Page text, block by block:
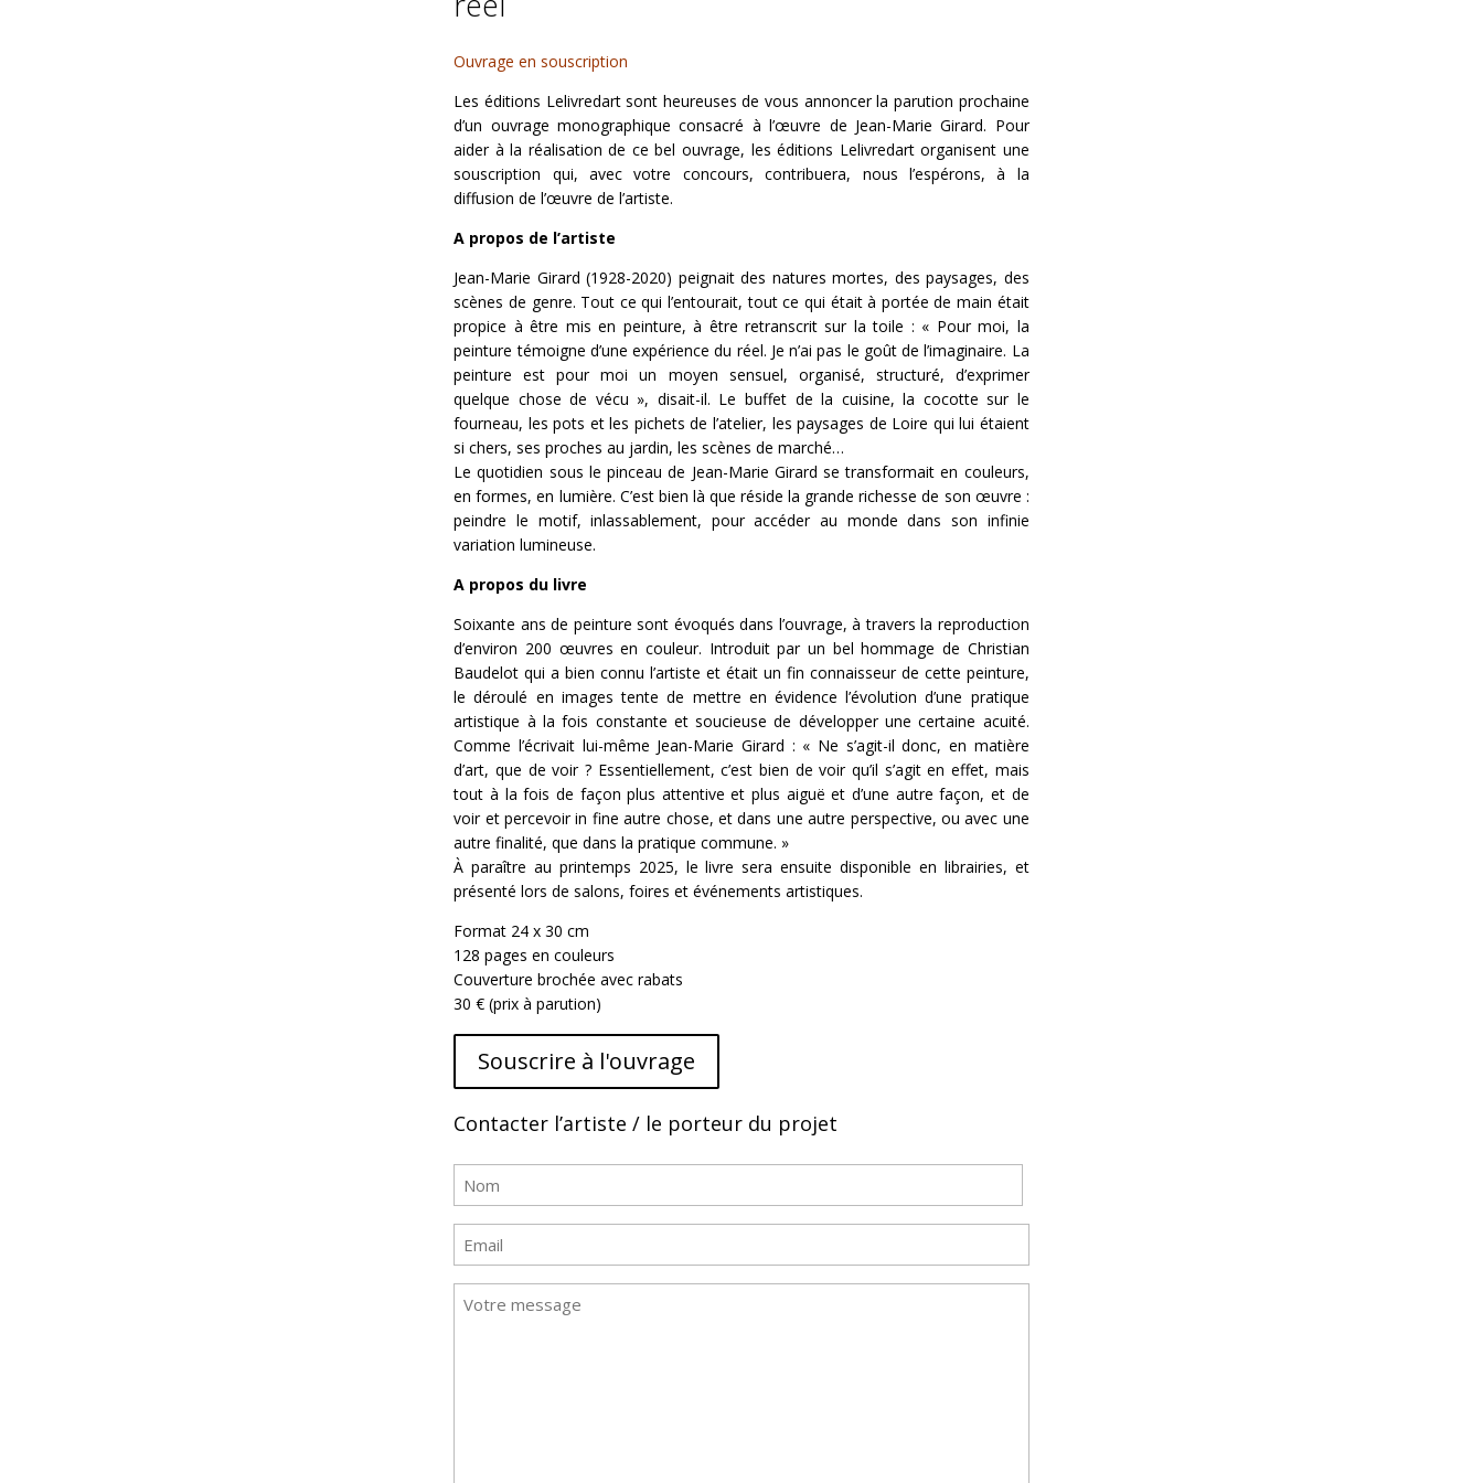
Ouvrage en souscription
Les éditions Lelivredart sont heureuses de vous annoncer la parution prochaine
d’un ouvrage monographique consacré à l’œuvre de Jean-Marie Girard. Pour
aider à la réalisation de ce bel ouvrage, les éditions Lelivredart organisent une
souscription qui, avec votre concours, contribuera, nous l’espérons, à la
diffusion de l’œuvre de l’artiste.
A propos de l’artiste
Jean-Marie Girard (1928-2020) peignait des natures mortes, des paysages, des
scènes de genre. Tout ce qui l’entourait, tout ce qui était à portée de main était
propice à être mis en peinture, à être retranscrit sur la toile : « Pour moi, la
peinture témoigne d’une expérience du réel. Je n’ai pas le goût de l’imaginaire. La
peinture est pour moi un moyen sensuel, organisé, structuré, d’exprimer
quelque chose de vécu », disait-il. Le buffet de la cuisine, la cocotte sur le
fourneau, les pots et les pichets de l’atelier, les paysages de Loire qui lui étaient
si chers, ses proches au jardin, les scènes de marché…
Le quotidien sous le pinceau de Jean-Marie Girard se transformait en couleurs,
en formes, en lumière. C’est bien là que réside la grande richesse de son œuvre :
peindre le motif, inlassablement, pour accéder au monde dans son infinie
variation lumineuse.
A propos du livre
Soixante ans de peinture sont évoqués dans l’ouvrage, à travers la reproduction
d’environ 200 œuvres en couleur. Introduit par un bel hommage de Christian
Baudelot qui a bien connu l’artiste et était un fin connaisseur de cette peinture,
le déroulé en images tente de mettre en évidence l’évolution d’une pratique
artistique à la fois constante et soucieuse de développer une certaine acuité.
Comme l’écrivait lui-même Jean-Marie Girard : « Ne s’agit-il donc, en matière
d’art, que de voir ? Essentiellement, c’est bien de voir qu’il s’agit en effet, mais
tout à la fois de façon plus attentive et plus aiguë et d’une autre façon, et de
voir et percevoir in fine autre chose, et dans une autre perspective, ou avec une
autre finalité, que dans la pratique commune. »
À paraître au printemps 2025, le livre sera ensuite disponible en librairies, et
présenté lors de salons, foires et événements artistiques.
Format 24 x 30 cm
128 pages en couleurs
Couverture brochée avec rabats
30 € (prix à parution)
Souscrire à l'ouvrage
Contacter l’artiste / le porteur du projet
Nom
Nom
E-
mail
Message